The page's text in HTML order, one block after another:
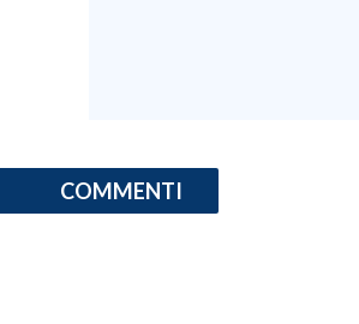
COMMENTI